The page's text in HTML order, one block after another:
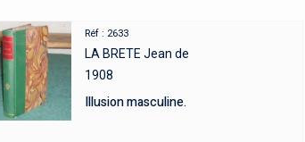
Réf : 2633
LA BRETE Jean de
1908
Illusion masculine.